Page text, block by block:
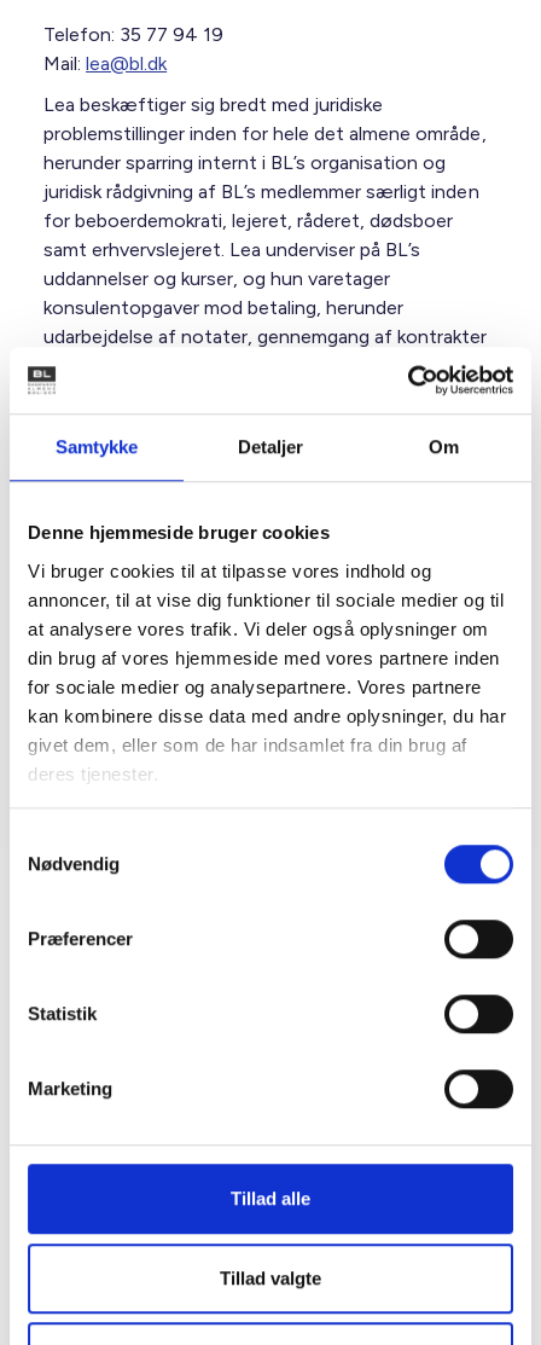
Samtykke Detaljer Om
Denne hjemmeside bruger cookies
Vi bruger cookies til at tilpasse vores indhold og
annoncer, til at vise dig funktioner til sociale medier og til
at analysere vores trafik. Vi deler også oplysninger om
din brug af vores hjemmeside med vores partnere inden
for sociale medier og analysepartnere. Vores partnere
kan kombinere disse data med andre oplysninger, du har
givet dem, eller som de har indsamlet fra din brug af
deres tjenester.
Nødvendig
Præferencer
Statistik
Marketing
Tillad alle
Tillad valgte
Telefon: 35 77 94 19
Mail:lea@bl.dk
Lea beskæftiger sig bredt med juridiske
problemstillinger inden for hele det almene område,
herunder sparring internt i BL’s organisation og
juridisk rådgivning af BL’s medlemmer særligt inden
for beboerdemokrati, lejeret, råderet, dødsboer
samt erhvervslejeret. Lea underviser på BL’s
uddannelser og kurser, og hun varetager
konsulentopgaver mod betaling, herunder
udarbejdelse af notater, gennemgang af kontrakter
mv.
Lea er en del af BL’s juridiske hotline og betjener
i øvrigt BL’s Juridiske Udvalg.
I BL’s juridiske afdeling sikrer vi de rette regler og rammer
for almene boligorganisationer og beboere – og sørger
for, at boligorganisationerne har den nødvendige viden.
Vores primære opgave er at give input til ministerier og
styrelser om regler for almene boligorganisationer. Vi
følger processen fra idé og politiske aftaler til høringer og
lovforslag i Folketinget. Samtidig hjælper vi
boligorganisationerne med at forstå og administrere de
mange særlige regler i sektoren. Det gør vi gennem vores
juridiske hotline, artikler, BL’s kurser, temadage og viden på
hjemmesiden. Vi holder også boligorganisationerne
opdaterede via nyhedsbrevet BL Informerer, hvor vi
formidler nødvendig viden om ny og ændret lovgivning,
vigtige praksisser og andre relevante emner.